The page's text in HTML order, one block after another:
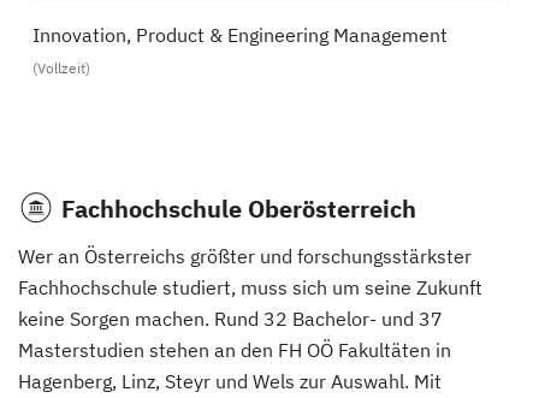
Innovation, Product & Engineering Management
(Vollzeit)
Fachhochschule Oberösterreich
Wer an Österreichs größter und forschungsstärkster
Fachhochschule studiert, muss sich um seine Zukunft
keine Sorgen machen. Rund 32 Bachelor- und 37
Masterstudien stehen an den FH OÖ Fakultäten in
Hagenberg, Linz, Steyr und Wels zur Auswahl. Mit